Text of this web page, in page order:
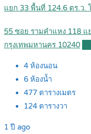
แยก 33 พื้นที่ 124.6 ตร.ว.
55 ซอย รามคำแหง 118 แ
กรุงเทพมหานคร 10240
4 ห้องนอน
6 ห้องน้ำ
477 ตารางเมตร
124 ตารางวา
1 ปี ago